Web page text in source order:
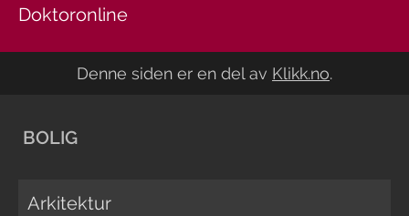
Doktoronline
Denne siden er en del av Klikk.no.
BOLIG
Arkitektur